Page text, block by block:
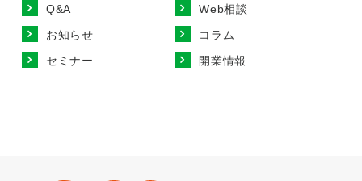
Q&A
Web相談
お知らせ
コラム
セミナー
開業情報